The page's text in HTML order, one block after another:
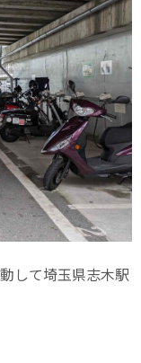
して埼玉県志木駅